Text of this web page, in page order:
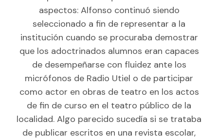
aspectos: Alfonso continuó siendo
seleccionado a fin de representar a la
institución cuando se procuraba demostrar
que los adoctrinados alumnos eran capaces
de desempeñarse con fluidez ante los
micrófonos de Radio Utiel o de participar
como actor en obras de teatro en los actos
de fin de curso en el teatro público de la
localidad. Algo parecido sucedía si se trataba
de publicar escritos en una revista escolar,